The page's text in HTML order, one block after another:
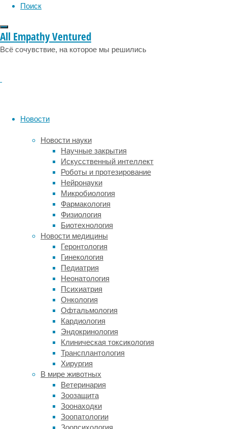
Поиск
All Empathy Ventured
Всё сочувствие, на которое мы решились
Новости
Новости науки
Научные закрытия
Искусственный интеллект
Роботы и протезирование
Нейронауки
Микробиология
Фармакология
Физиология
Биотехнология
Новости медицины
Геронтология
Гинекология
Педиатрия
Неонатология
Психиатрия
Онкология
Офтальмология
Кардиология
Эндокринология
Клиническая токсикология
Трансплантология
Хирургия
В мире животных
Ветеринария
Зоозащита
Зоонаходки
Зоопатологии
Зоопсихология
глифосата
в
неизбирательный
убивающий,
по
сути,
все
растения,
кроме
генетически
модифицированных.
Его
надо
не
так
много,
поражающий
эффект
высок,
что
обусловило
популярность
основанных
на
нем
пестицидов.
Всю
его